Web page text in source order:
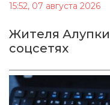
15:52, 07 августа 2026
Жителя Алупки
соцсетях